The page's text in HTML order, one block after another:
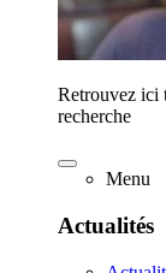
Retrouvez ici
recherche
Menu
Actualités